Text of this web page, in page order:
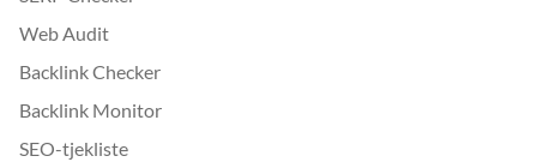
Web Audit
Backlink Checker
Backlink Monitor
SEO-tjekliste